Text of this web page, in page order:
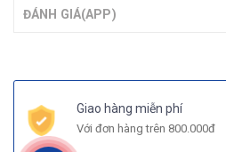
ĐÁNH GIÁ(APP)
Giao hàng miễn phí
Với đơn hàng trên 800.000đ